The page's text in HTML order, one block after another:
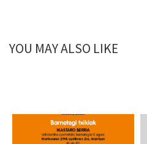
YOU MAY ALSO LIKE